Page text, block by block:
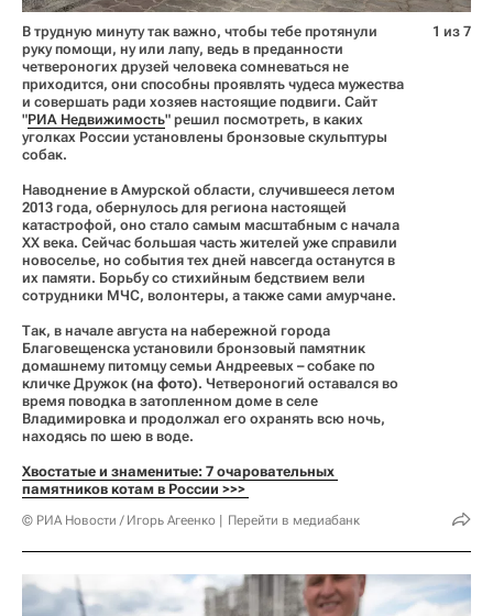
В трудную минуту так важно, чтобы тебе протянули
руку помощи, ну или лапу, ведь в преданности
четвероногих друзей человека сомневаться не
приходится, они способны проявлять чудеса мужества
и совершать ради хозяев настоящие подвиги. Сайт
"РИА Недвижимость" решил посмотреть, в каких
уголках России установлены бронзовые скульптуры
собак.
Наводнение в Амурской области, случившееся летом
2013 года, обернулось для региона настоящей
катастрофой, оно стало самым масштабным с начала
XX века. Сейчас большая часть жителей уже справили
новоселье, но события тех дней навсегда останутся в
их памяти. Борьбу со стихийным бедствием вели
сотрудники МЧС, волонтеры, а также сами амурчане.
Так, в начале августа на набережной города
Благовещенска установили бронзовый памятник
домашнему питомцу семьи Андреевых – собаке по
кличке Дружок (на фото). Четвероногий оставался во
время поводка в затопленном доме в селе
Владимировка и продолжал его охранять всю ночь,
находясь по шею в воде.
Хвостатые и знаменитые: 7 очаровательных
памятников котам в России >>>
© РИА Новости / Игорь Агеенко Перейти в медиабанк
1 из 7